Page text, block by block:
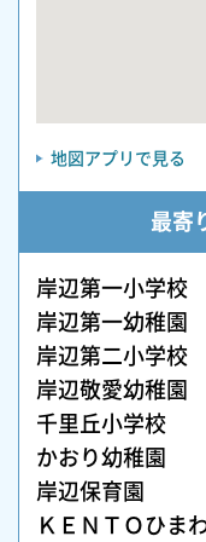
地図アプリで見る
最寄
岸辺第一小学校
岸辺第一幼稚園
岸辺第二小学校
岸辺敬愛幼稚園
千里丘小学校
かおり幼稚園
岸辺保育園
ＫＥＮＴＯひま